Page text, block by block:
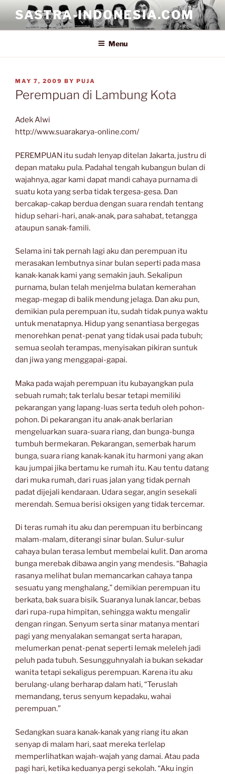
content
SASTRA-INDONESIA.COM
Menu
POSTED
ON
MAY 7, 2009 BY PUJA
Perempuan di Lambung Kota
Adek Alwi
http://www.suarakarya-online.com/
PEREMPUAN itu sudah lenyap ditelan Jakarta, justru di
depan mataku pula. Padahal tengah kubangun bulan di
wajahnya, agar kami dapat mandi cahaya purnama di
suatu kota yang serba tidak tergesa-gesa. Dan
bercakap-cakap berdua dengan suara rendah tentang
hidup sehari-hari, anak-anak, para sahabat, tetangga
ataupun sanak-famili.
Selama ini tak pernah lagi aku dan perempuan itu
merasakan lembutnya sinar bulan seperti pada masa
kanak-kanak kami yang semakin jauh. Sekalipun
purnama, bulan telah menjelma bulatan kemerahan
megap-megap di balik mendung jelaga. Dan aku pun,
demikian pula perempuan itu, sudah tidak punya waktu
untuk menatapnya. Hidup yang senantiasa bergegas
menorehkan penat-penat yang tidak usai pada tubuh;
semua seolah terampas, menyisakan pikiran suntuk
dan jiwa yang menggapai-gapai.
Maka pada wajah perempuan itu kubayangkan pula
sebuah rumah; tak terlalu besar tetapi memiliki
pekarangan yang lapang-luas serta teduh oleh pohon-
pohon. Di pekarangan itu anak-anak berlarian
mengeluarkan suara-suara riang, dan bunga-bunga
tumbuh bermekaran. Pekarangan, semerbak harum
bunga, suara riang kanak-kanak itu harmoni yang akan
kau jumpai jika bertamu ke rumah itu. Kau tentu datang
dari muka rumah, dari ruas jalan yang tidak pernah
padat dijejali kendaraan. Udara segar, angin sesekali
merendah. Semua berisi oksigen yang tidak tercemar.
Di teras rumah itu aku dan perempuan itu berbincang
malam-malam, diterangi sinar bulan. Sulur-sulur
cahaya bulan terasa lembut membelai kulit. Dan aroma
bunga merebak dibawa angin yang mendesis. “Bahagia
rasanya melihat bulan memancarkan cahaya tanpa
sesuatu yang menghalang,” demikian perempuan itu
berkata, bak suara bisik. Suaranya lunak lancar, bebas
dari rupa-rupa himpitan, sehingga waktu mengalir
dengan ringan. Senyum serta sinar matanya mentari
pagi yang menyalakan semangat serta harapan,
melumerkan penat-penat seperti lemak meleleh jadi
peluh pada tubuh. Sesungguhnyalah ia bukan sekadar
wanita tetapi sekaligus perempuan. Karena itu aku
berulang-ulang berharap dalam hati, “Teruslah
memandang, terus senyum kepadaku, wahai
perempuan.”
Sedangkan suara kanak-kanak yang riang itu akan
senyap di malam hari, saat mereka terlelap
memperlihatkan wajah-wajah yang damai. Atau pada
pagi hari, ketika keduanya pergi sekolah. “Aku ingin